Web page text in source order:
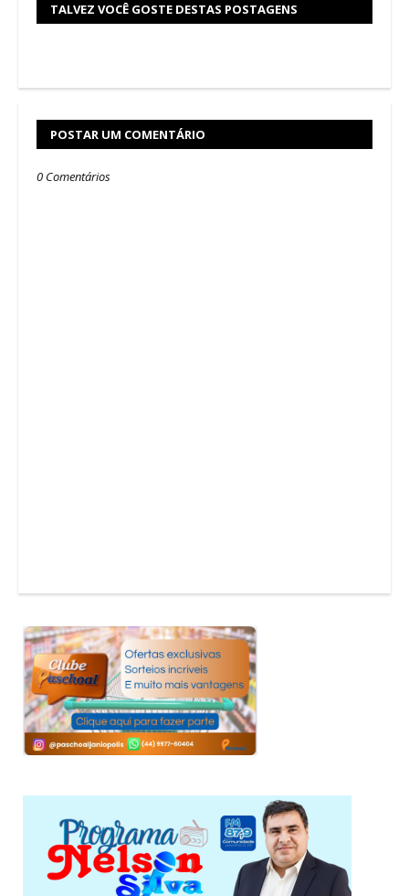
TALVEZ VOCÊ GOSTE DESTAS POSTAGENS
POSTAR UM COMENTÁRIO
0 Comentários